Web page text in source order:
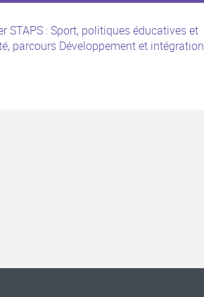
STAPS : Sport, politiques éducatives et
parcours Développement et intégration